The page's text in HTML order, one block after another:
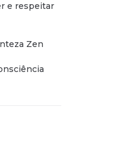
e respeitar
Zen